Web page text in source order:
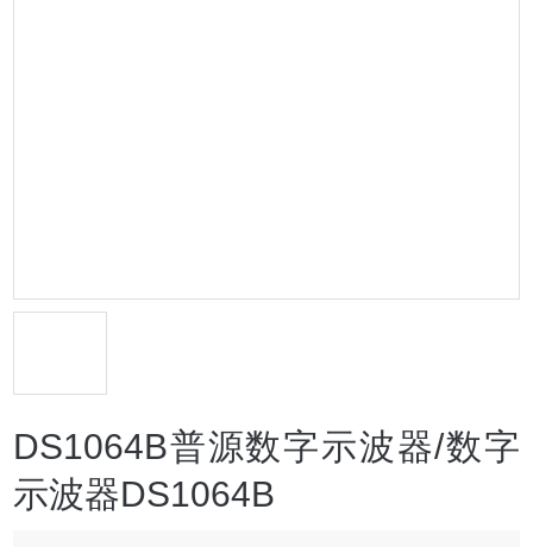
DS1064B普源数字示波器/数字
示波器DS1064B